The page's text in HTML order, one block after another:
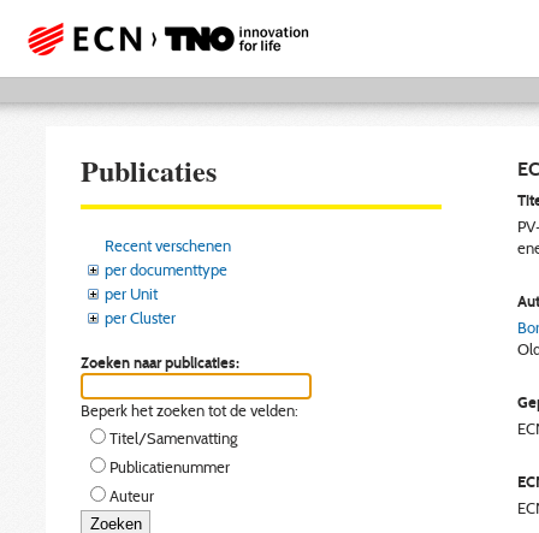
Publicaties
Recent verschenen
per documenttype
per Unit
per Cluster
Zoeken naar publicaties:
Beperk het zoeken tot de velden:
Titel/Samenvatting
Publicatienummer
Auteur